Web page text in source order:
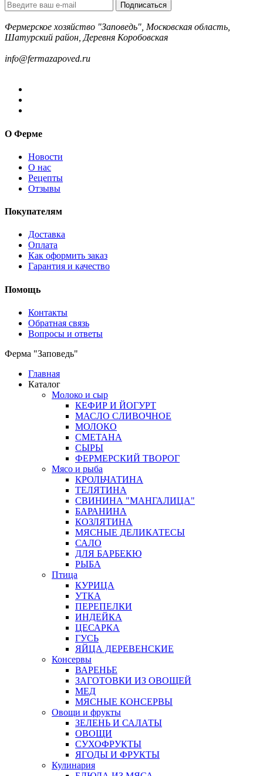
Подписаться
Фермерское хозяйство "Заповедь", Московская область,
Шатурский район, Деревня Коробовская
info@fermazapoved.ru
О Ферме
Новости
О нас
Рецепты
Отзывы
Покупателям
Доставка
Оплата
Как оформить заказ
Гарантия и качество
Помощь
Контакты
Обратная связь
Вопросы и ответы
Ферма "Заповедь"
Главная
Каталог
Молоко и сыр
КЕФИР И ЙОГУРТ
МАСЛО СЛИВОЧНОЕ
МОЛОКО
СМЕТАНА
СЫРЫ
ФЕРМЕРСКИЙ ТВОРОГ
Мясо и рыба
КРОЛЬЧАТИНА
ТЕЛЯТИНА
СВИНИНА "МАНГАЛИЦА"
БАРАНИНА
КОЗЛЯТИНА
МЯСНЫЕ ДЕЛИКАТЕСЫ
САЛО
ДЛЯ БАРБЕКЮ
РЫБА
Птица
КУРИЦА
УТКА
ПЕРЕПЕЛКИ
ИНДЕЙКА
ЦЕСАРКА
ГУСЬ
ЯЙЦА ДЕРЕВЕНСКИЕ
Консервы
ВАРЕНЬЕ
ЗАГОТОВКИ ИЗ ОВОЩЕЙ
МЕД
МЯСНЫЕ КОНСЕРВЫ
Овощи и фрукты
ЗЕЛЕНЬ И САЛАТЫ
ОВОЩИ
СУХОФРУКТЫ
ЯГОДЫ И ФРУКТЫ
Кулинария